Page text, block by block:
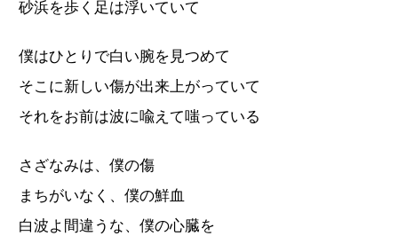
砂浜を歩く足は浮いていて
僕はひとりで白い腕を見つめて
そこに新しい傷が出来上がっていて
それをお前は波に喩えて嗤っている
さざなみは、僕の傷
まちがいなく、僕の鮮血
白波よ間違うな、僕の心臓を